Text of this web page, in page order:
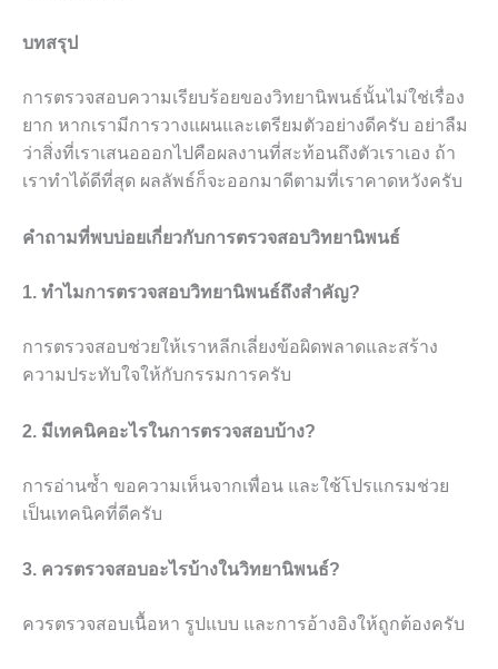
บทสรุป
การตรวจสอบความเรียบร้อยของวิทยานิพนธ์นั้นไม่ใช่เรื่อง
ยาก หากเรามีการวางแผนและเตรียมตัวอย่างดีครับ อย่าลืม
ว่าสิ่งที่เราเสนอออกไปคือผลงานที่สะท้อนถึงตัวเราเอง ถ้า
เราทำได้ดีที่สุด ผลลัพธ์ก็จะออกมาดีตามที่เราคาดหวังครับ
คำถามที่พบบ่อยเกี่ยวกับการตรวจสอบวิทยานิพนธ์
1. ทำไมการตรวจสอบวิทยานิพนธ์ถึงสำคัญ?
การตรวจสอบช่วยให้เราหลีกเลี่ยงข้อผิดพลาดและสร้าง
ความประทับใจให้กับกรรมการครับ
2. มีเทคนิคอะไรในการตรวจสอบบ้าง?
การอ่านซ้ำ ขอความเห็นจากเพื่อน และใช้โปรแกรมช่วย
เป็นเทคนิคที่ดีครับ
3. ควรตรวจสอบอะไรบ้างในวิทยานิพนธ์?
ควรตรวจสอบเนื้อหา รูปแบบ และการอ้างอิงให้ถูกต้องครับ